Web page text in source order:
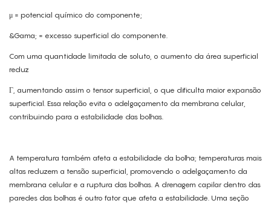
μ = potencial químico do componente;
&Gama; = excesso superficial do componente.
Com uma quantidade limitada de soluto, o aumento da área superficial
reduz
Γ, aumentando assim o tensor superficial, o que dificulta maior expansão
superficial. Essa relação evita o adelgaçamento da membrana celular,
contribuindo para a estabilidade das bolhas.
A temperatura também afeta a estabilidade da bolha; temperaturas mais
altas reduzem a tensão superficial, promovendo o adelgaçamento da
membrana celular e a ruptura das bolhas. A drenagem capilar dentro das
paredes das bolhas é outro fator que afeta a estabilidade. Uma seção